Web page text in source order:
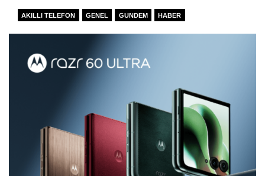
AKILLI TELEFON GENEL GUNDEM HABER